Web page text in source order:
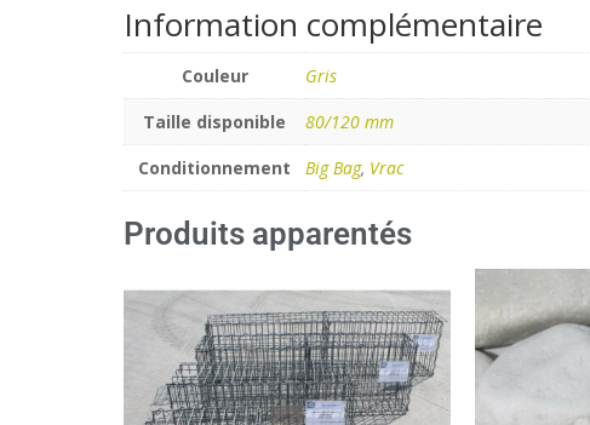
Information complémentaire
Couleur
Gris
Taille disponible
80/120 mm
Conditionnement
Big Bag, Vrac
Produits apparentés